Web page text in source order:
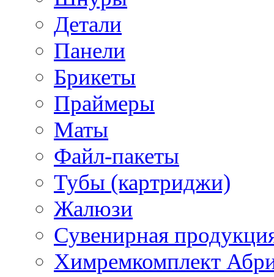
Детали
Панели
Брикеты
Праймеры
Маты
Файл-пакеты
Тубы (картриджи)
Жалюзи
Сувенирная
Химремкомплект